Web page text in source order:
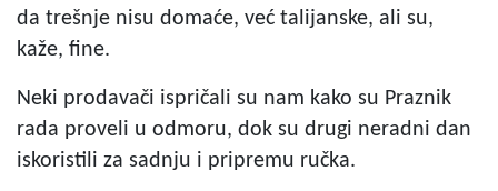
da trešnje nisu domaće, već talijanske, ali su,
kaže, fine.
Neki prodavači ispričali su nam kako su Praznik
rada proveli u odmoru, dok su drugi neradni dan
iskoristili za sadnju i pripremu ručka.